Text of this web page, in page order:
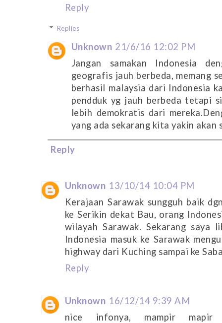
Reply
Replies
Unknown 21/6/16 12:02 PM
Jangan samakan Indonesia
geografis jauh berbeda, memang
berhasil malaysia dari Indonesia
pendduk yg jauh berbeda tetapi
lebih demokratis dari
yang ada sekarang kita yakin akan
Reply
Unknown 13/10/14 10:04 PM
Kerajaan Sarawak sungguh baik
ke Serikin dekat Bau, orang
wilayah Sarawak. Sekarang saya
Indonesia masuk ke Sarawak
highway dari Kuching sampai ke
Reply
Unknown 16/12/14 9:39 AM
nice infonya, mampir